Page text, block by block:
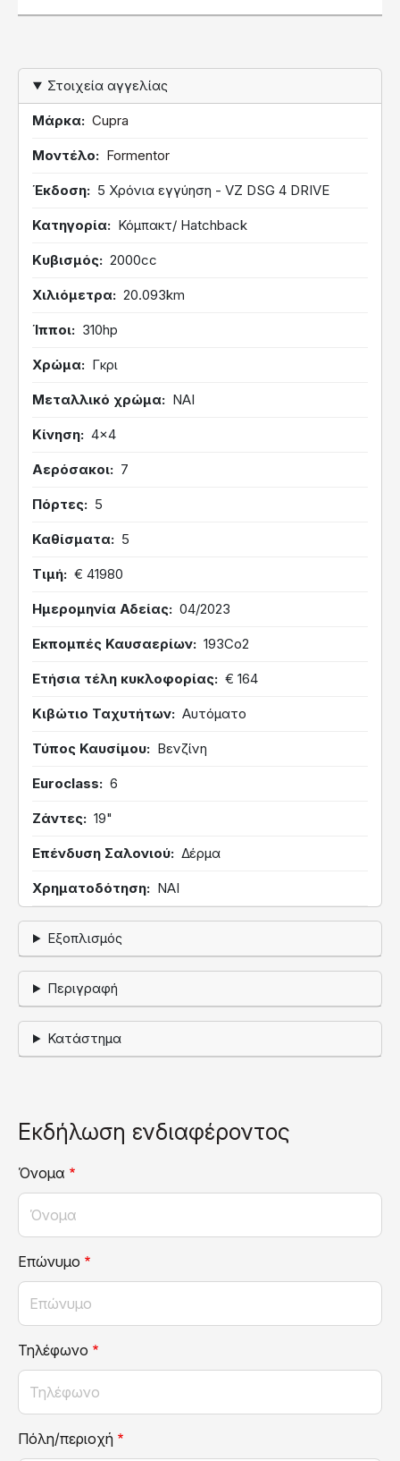
Στοιχεία αγγελίας
Μάρκα Cupra
Μοντέλο Formentor
Έκδοση 5 Χρόνια εγγύηση - VZ DSG 4 DRIVE
Κατηγορία Κόμπακτ/ Hatchback
Κυβισμός 2000cc
Χιλιόμετρα 20.093km
Ίπποι 310hp
Χρώμα Γκρι
Μεταλλικό χρώμα ΝΑΙ
Κίνηση 4x4
Αερόσακοι 7
Πόρτες 5
Καθίσματα 5
Τιμή € 41980
Ημερομηνία Αδείας 04/2023
Εκπομπές Καυσαερίων 193Co2
Ετήσια τέλη κυκλοφορίας € 164
Κιβώτιο Ταχυτήτων Αυτόματο
Τύπος Καυσίμου Βενζίνη
Euroclass 6
Ζάντες 19"
Επένδυση Σαλονιού Δέρμα
Χρηματοδότηση ΝΑΙ
Εξοπλισμός
Περιγραφή
Κατάστημα
Εκδήλωση ενδιαφέροντος
Όνομα
Επώνυμο
Τηλέφωνο
Πόλη/περιοχή